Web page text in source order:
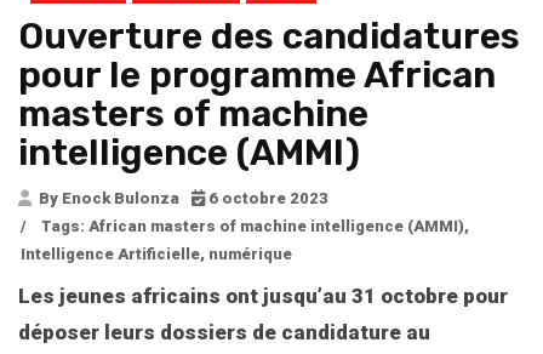
Ouverture des candidatures
pour le programme African
masters of machine
intelligence (AMMI)
By Enock Bulonza
6 octobre 2023
/
Tags: African masters of machine intelligence (AMMI),
Intelligence Artificielle, numérique
Les jeunes africains ont jusqu’au 31 octobre pour
déposer leurs dossiers de candidature au